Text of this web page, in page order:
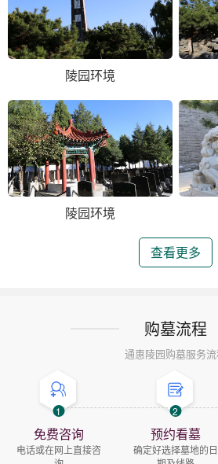
陵园环境
陵园环境
查看更多
购墓流程
通惠陵园购墓服务
1
免费咨询
电话或在网上直接咨
2
预约看墓
确定好选择墓地的日